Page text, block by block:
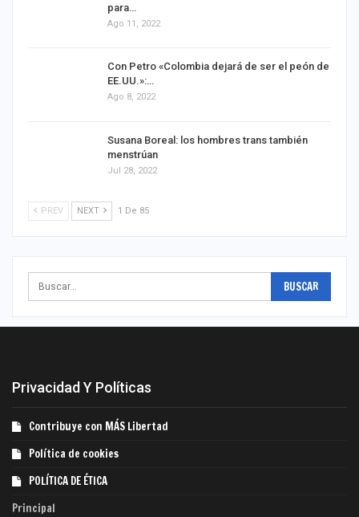
para…
Ago 11, 2022
Con Petro «Colombia dejará de ser el peón de
EE.UU.»:…
Ago 8, 2022
Susana Boreal: los hombres trans también
menstrúan
Jul 28, 2022
PREV NEXT 1 De 85
Privacidad Y Políticas
Contribuye con MÁS Libertad
Política de cookies
POLÍTICA DE ÉTICA
Principal